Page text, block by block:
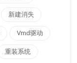
新建消失
Vmd驱动
重装系统